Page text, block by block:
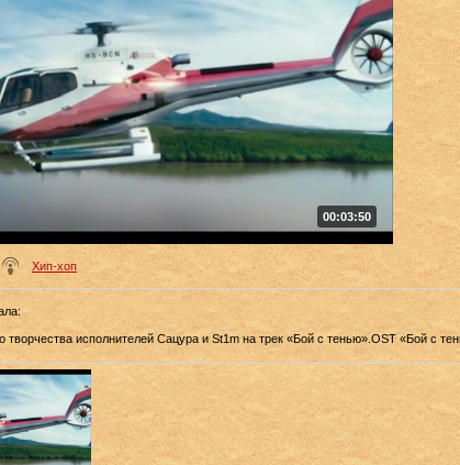
00:03:50
Хип-хоп
:
творчества исполнителей Сацура и St1m на трек «Бой с тенью».OST «Бой с